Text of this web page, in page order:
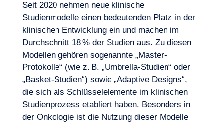
Seit 2020 nehmen neue klinische
Studienmodelleeinen bedeutenden Platz in der
klinischen Entwicklung ein und machen im
Durchschnitt 18 % der Studien aus. Zu diesen
Modellen gehören sogenannte „Master-
Protokolle“ (wie z. B. „Umbrella-Studien“ oder
„Basket-Studien“) sowie „Adaptive Designs“,
die sich als Schlüsselelemente im klinischen
Studienprozess etabliert haben. Besonders in
der Onkologie ist die Nutzung dieser Modelle